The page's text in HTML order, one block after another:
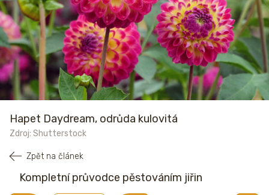
Hapet Daydream, odrůda kulovitá
Zdroj: Shutterstock
Zpět na článek
Kompletní průvodce pěstováním jiřin